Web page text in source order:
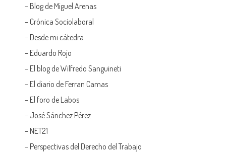
– Blog de Miguel Arenas
– Crónica Sociolaboral
– Desde mi cátedra
– Eduardo Rojo
– El blog de Wilfredo Sanguineti
– El diario de Ferran Camas
– El foro de Labos
– José Sánchez Pérez
– NET21
– Perspectivas del Derecho del Trabajo